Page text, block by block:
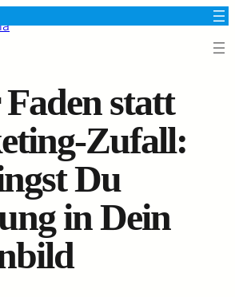
statt
Zufall:
Du
in Dein